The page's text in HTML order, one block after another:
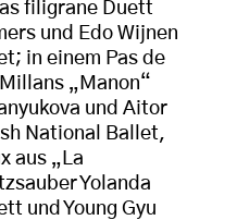
filigrane Duett
und Edo Wijnen
in einem Pas de
„Manon“
und Aitor
National Ballet,
aus „La
Yolanda
und Young Gyu